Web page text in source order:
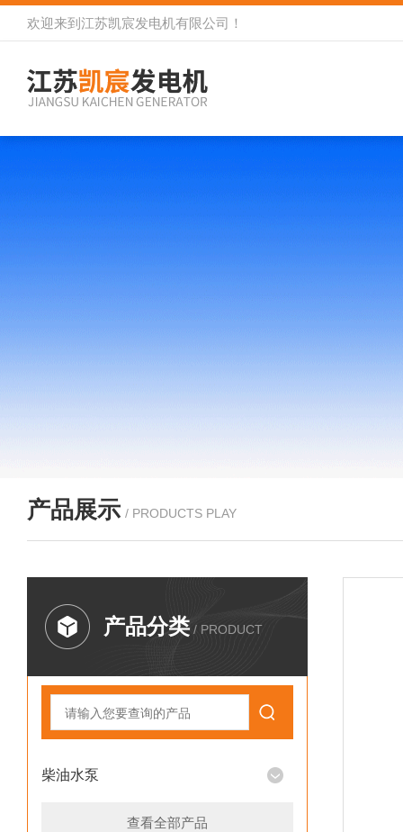
欢迎来到 江苏凯宸发电机有限公司 ！
产品展示 / PRODUCTS PLAY
产品分类 / PRODUCT
柴油水泵
查看全部产品